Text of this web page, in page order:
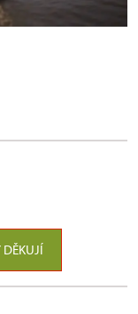
DĚKUJÍ